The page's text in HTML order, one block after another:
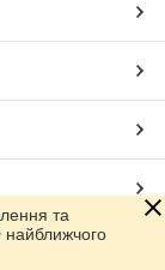
та
найближчого